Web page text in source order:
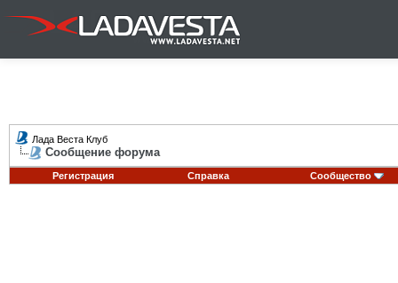
Лада Веста Клуб
Сообщение форума
Регистрация Справка Сообщество